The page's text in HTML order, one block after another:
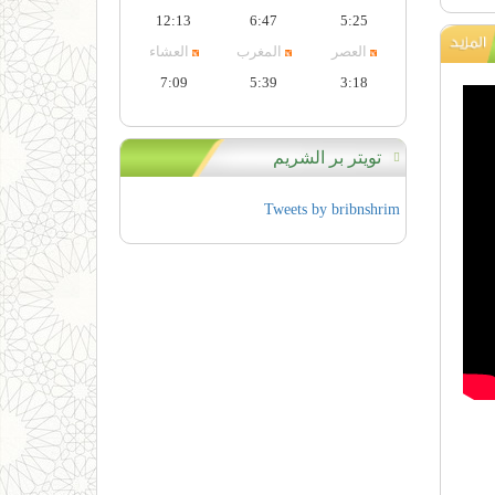
5:25
6:47
12:13
العصر
3:18
المغرب
5:39
العشاء
7:09
تويتر بر الشريم
Tweets by bribnshrim